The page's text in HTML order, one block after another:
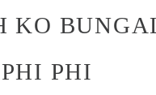
KO
PHI